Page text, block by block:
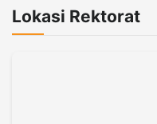
Lokasi Rektorat